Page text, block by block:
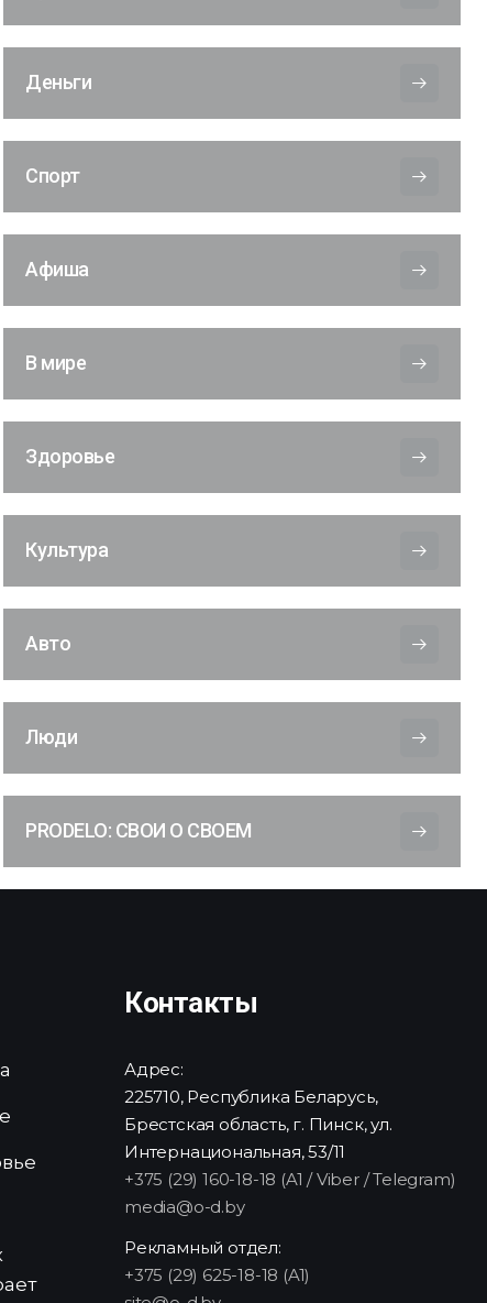
Деньги
Спорт
Афиша
В мире
Здоровье
Культура
Авто
Люди
PRODELO: СВОИ О СВОЕМ
Контакты
Адрес:
225710, Республика Беларусь,
Брестская область, г. Пинск, ул.
Интернациональная, 53/11
+375 (29) 160-18-18 (A1 / Viber / Telegram)
media@o-d.by
Рекламный отдел:
+375 (29) 625-18-18 (A1)